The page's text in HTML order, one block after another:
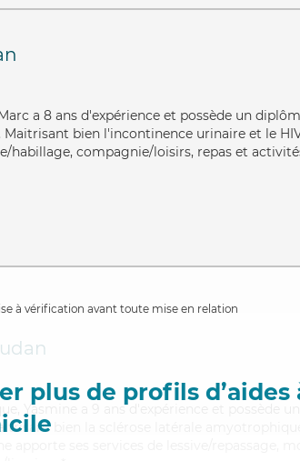
a 8 ans d'expérience et possède un
bien l'incontinence urinaire et le
habillage, compagnie/loisirs, repas et
à vérification avant toute mise en relation
plus de profils d’aides
Yasmine a 9 ans d'expérience et possède
bien la sclérose latérale amyotrophique